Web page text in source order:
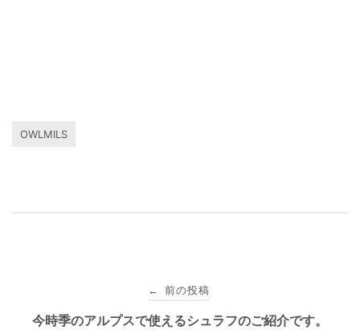
OWLMILS
← 前の投稿
今時季のアルプスで使えるシュラフのご紹介です。